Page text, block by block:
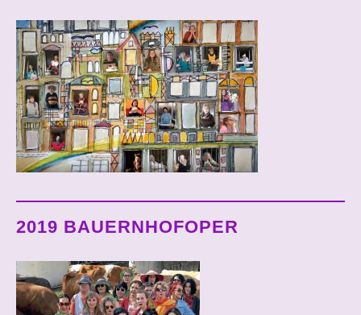
2019 BAUERNHOFOPER